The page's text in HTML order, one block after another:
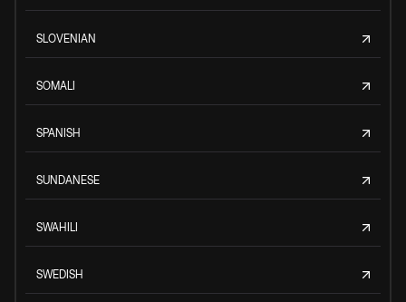
SLOVENIAN
SOMALI
SPANISH
SUNDANESE
SWAHILI
SWEDISH